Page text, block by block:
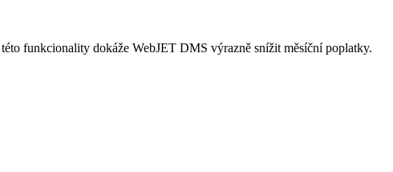
funkcionality dokáže WebJET DMS výrazně snížit měsíční poplatky.